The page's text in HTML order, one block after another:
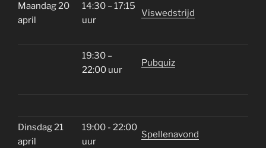
Maandag 20
april
14:30 – 17:15
uur
Viswedstrijd
19:30 –
22:00 uur
Pubquiz
Dinsdag 21
april
19:00 - 22:00
uur
Spellenavond